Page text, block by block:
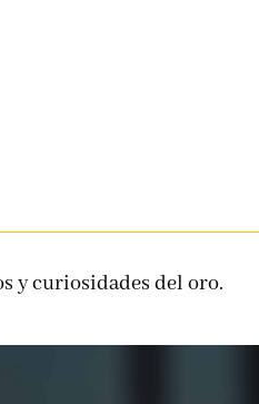
y curiosidades del oro.